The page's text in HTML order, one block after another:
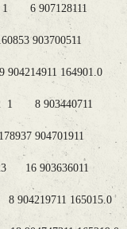
6 907128111
903700511
164901.0
1 8 903440711
904701911
16 903636011
165015.0